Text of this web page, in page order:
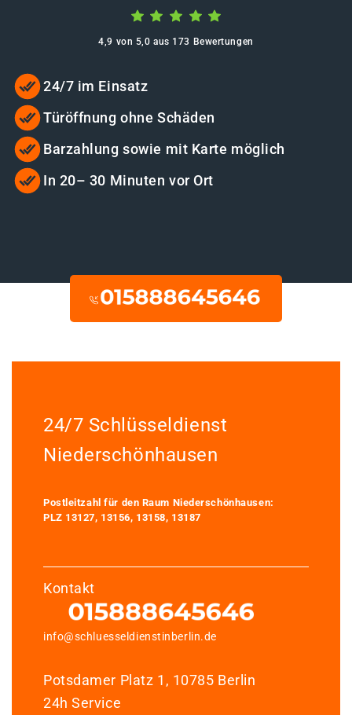
4,9 von 5,0 aus 173 Bewertungen
24/7 im Einsatz
Türöffnung ohne Schäden
Barzahlung sowie mit Karte möglich
In 20– 30 Minuten vor Ort
24/7 Schlüsseldienst
Niederschönhausen
Postleitzahl für den Raum Niederschönhausen:
PLZ 13127, 13156, 13158, 13187
Kontakt
info@schluesseldienstinberlin.de
Potsdamer Platz 1, 10785 Berlin
24h Service